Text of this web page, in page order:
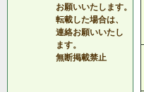
お願いいたします。
転載した場合は、
連絡お願いいたし
ます。
無断掲載禁止